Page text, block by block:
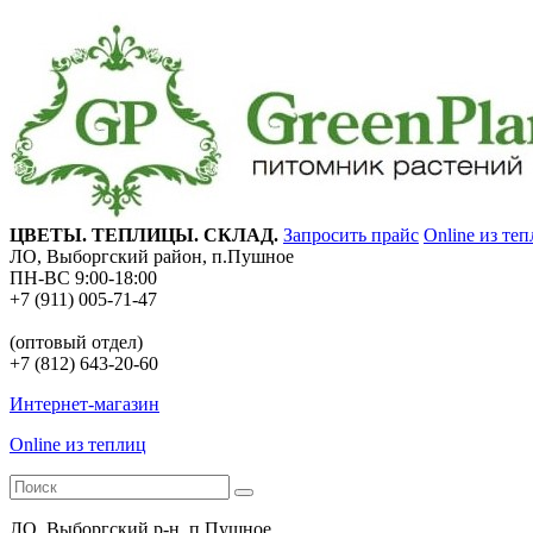
ЦВЕТЫ. ТЕПЛИЦЫ. СКЛАД. Запросить прайс Online из
ЛО, Выборгский район, п.Пушное
ПН-ВС 9:00-18:00
+7 (911) 005-71-47
(оптовый отдел)
+7 (812) 643-20-60
Интернет-магазин
Online из теплиц
ЛО, Выборгский р-н, п.Пушное